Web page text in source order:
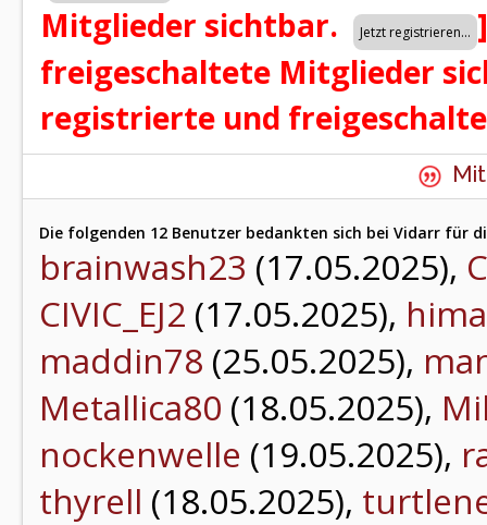
Mitglieder sichtbar.
]
freigeschaltete Mitglieder
registrierte und
Die folgenden 12 Benutzer bedankten sich bei Vidarr für
brainwash23 (17.05.2025),
CIVIC_EJ2 (17.05.2025),
maddin78 (25.05.2025),
Metallica80 (18.05.2025),
nockenwelle (19.05.2025),
thyrell (18.05.2025),